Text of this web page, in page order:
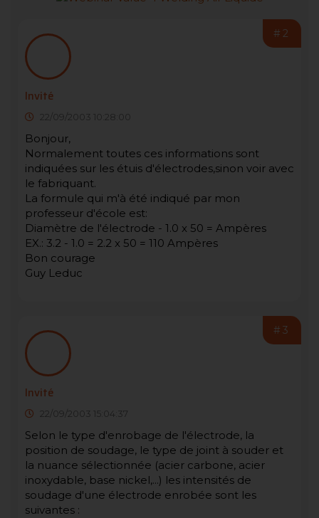
#2
Invité
22/09/2003 10:28:00
Bonjour,
Normalement toutes ces informations sont
indiquées sur les étuis d'électrodes,sinon voir avec
le fabriquant.
La formule qui m'à été indiqué par mon
professeur d'école est:
Diamètre de l'électrode - 1.0 x 50 = Ampères
EX.: 3.2 - 1.0 = 2.2 x 50 = 110 Ampères
Bon courage
Guy Leduc
#3
Invité
22/09/2003 15:04:37
Selon le type d'enrobage de l'électrode, la
position de soudage, le type de joint à souder et
la nuance sélectionnée (acier carbone, acier
inoxydable, base nickel,...) les intensités de
soudage d'une électrode enrobée sont les
suivantes :